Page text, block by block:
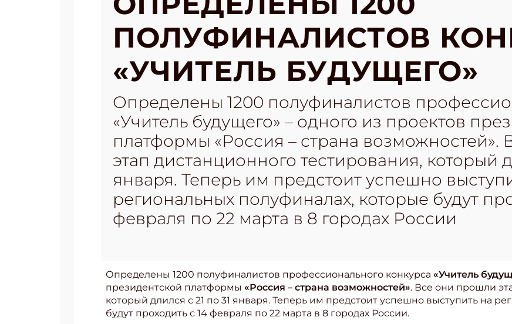
ПОЛУФИНАЛИСТОВ
«УЧИТЕЛЬ БУДУЩЕГО»
Определены 1200 полуфиналистов
«Учитель будущего» – одного из проектов
платформы «Россия – страна
этап дистанционного тестирования, который
января. Теперь им предстоит успешно
региональных полуфиналах, которые будут
февраля по 22 марта в 8 городах России
Определены 1200 полуфиналистов профессионального конкурса «Учитель
президентской платформы «Россия – страна возможностей». Все они прошли
который длился с 21 по 31 января. Теперь им предстоит успешно выступить на
будут проходить с 14 февраля по 22 марта в 8 городах России.